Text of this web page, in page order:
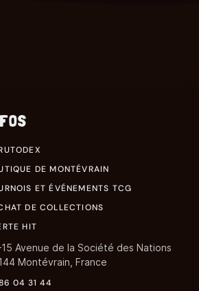
DE MONTÉVRAIN
ET ÉVÉNEMENTS TCG
DE COLLECTIONS
HIT
Avenue de la Société des Nations
Montévrain, France
04 31 44